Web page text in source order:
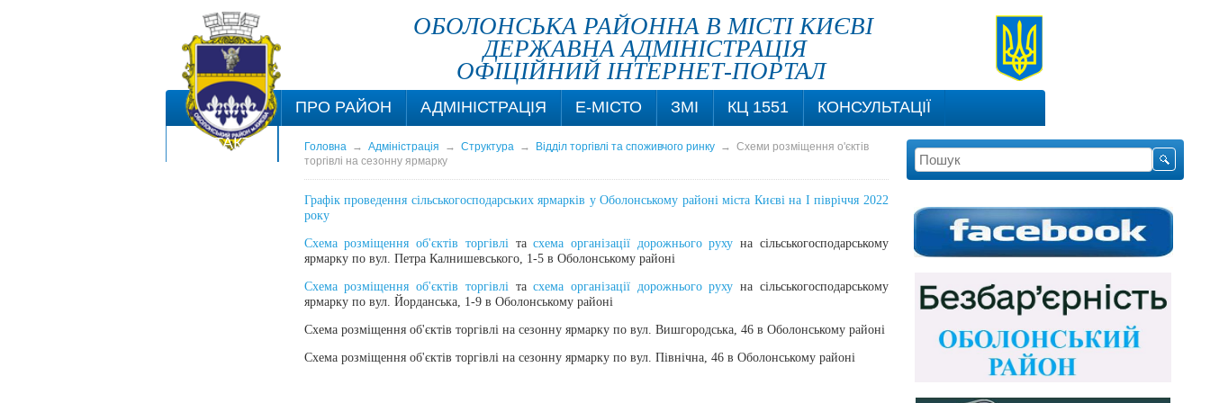
ОБОЛОНСЬКА РАЙОННА В МІСТІ КИЄВІ
ДЕРЖАВНА АДМІНІСТРАЦІЯ
ОФІЦІЙНИЙ ІНТЕРНЕТ-ПОРТАЛ
ПРО РАЙОН АДМІНІСТРАЦІЯ Е-МІСТО ЗМІ КЦ 1551
КОНСУЛЬТАЦІЇ
КОНТАКТИ
Головна→ Адміністрація → Структура→ Відділ торгівлі та споживчого ринку→ Схеми розміщення о'єктів
торгівлі на сезонну ярмарку
Графік проведення сільськогосподарських ярмарків у Оболонському районі міста Києві на І півріччя 2022
року
Схема розміщення об'єктів торгівлітасхема організації дорожнього руху на сільськогосподарському
ярмарку по вул. Петра Калнишевського, 1-5 в Оболонському районі
Схема розміщення об'єктів торгівлітасхема організації дорожнього руху на сільськогосподарському
ярмарку по вул. Йорданська, 1-9 в Оболонському районі
Схема розміщення об'єктів торгівлі на сезонну ярмарку по вул. Вишгородська, 46 в Оболонському районі
Схема розміщення об'єктів торгівлі на сезонну ярмарку по вул. Північна, 46 в Оболонському районі